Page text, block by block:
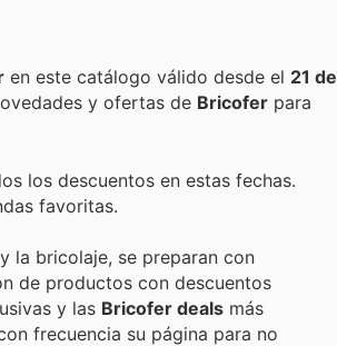
en este catálogo válido desde el 21 de
y ofertas de Bricofer para
los descuentos en estas fechas.
favoritas.
la bricolaje, se preparan con
de productos con descuentos
y las Bricofer deals más
frecuencia su página para no